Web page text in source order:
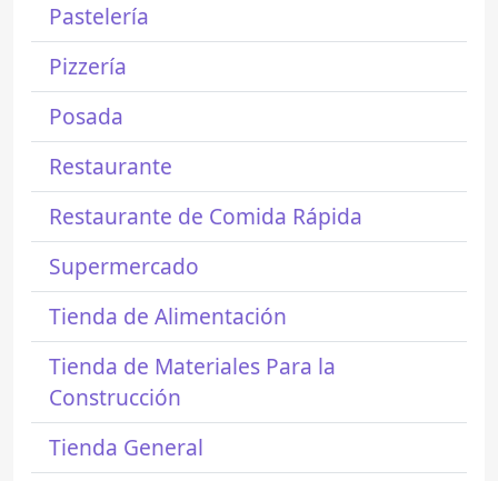
Pastelería
Pizzería
Posada
Restaurante
Restaurante de Comida Rápida
Supermercado
Tienda de Alimentación
Tienda de Materiales Para la
Construcción
Tienda General